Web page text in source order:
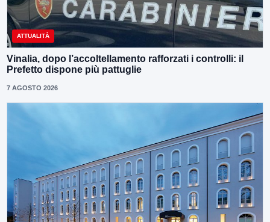
ATTUALITÀ
Vinalia, dopo l’accoltellamento rafforzati i controlli: il
Prefetto dispone più pattuglie
7 AGOSTO 2026